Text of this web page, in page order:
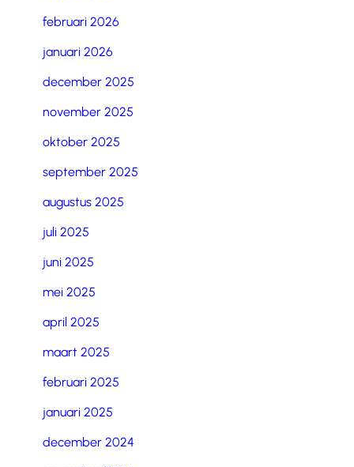
februari 2026
januari 2026
december 2025
november 2025
oktober 2025
september 2025
augustus 2025
juli 2025
juni 2025
mei 2025
april 2025
maart 2025
februari 2025
januari 2025
december 2024